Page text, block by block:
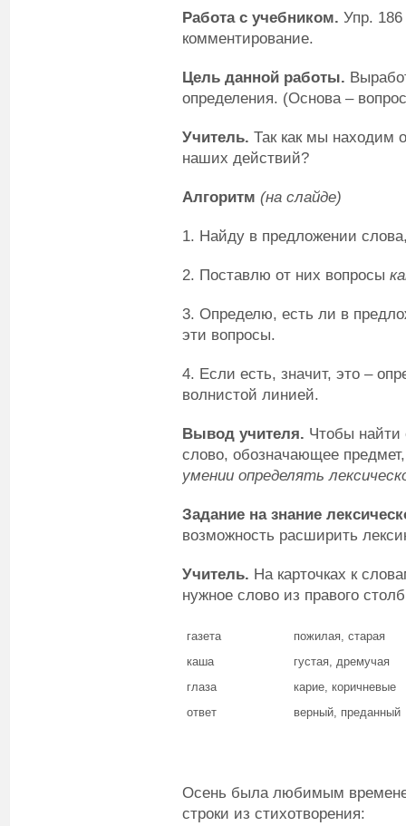
Работа с учебником. Упр.
комментирование.
Цель данной работы.
определения. (Основа –
Учитель. Так как мы находим
наших действий?
Алгоритм (на слайде)
1. Найду в предложении
2. Поставлю от них вопросы
3. Определю, есть ли в
эти вопросы.
4. Если есть, значит, это –
волнистой линией.
Вывод учителя. Чтобы найти
слово, обозначающее
умении определять
Задание на знание
возможность расширить
Учитель. На карточках к
нужное слово из правого
газета
пожилая, старая
каша
густая, дремучая
глаза
карие, коричневые
ответ
верный, преданный
Осень была любимым
строки из стихотворения: